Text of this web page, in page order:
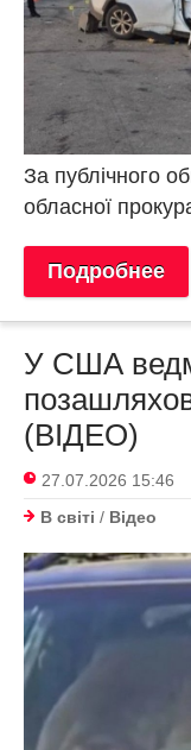
За публічного
обласної
Подробнее
У США
(ВІДЕО)
27.07.2026 15:46
В світі / Відео